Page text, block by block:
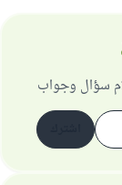
سؤال وجواب